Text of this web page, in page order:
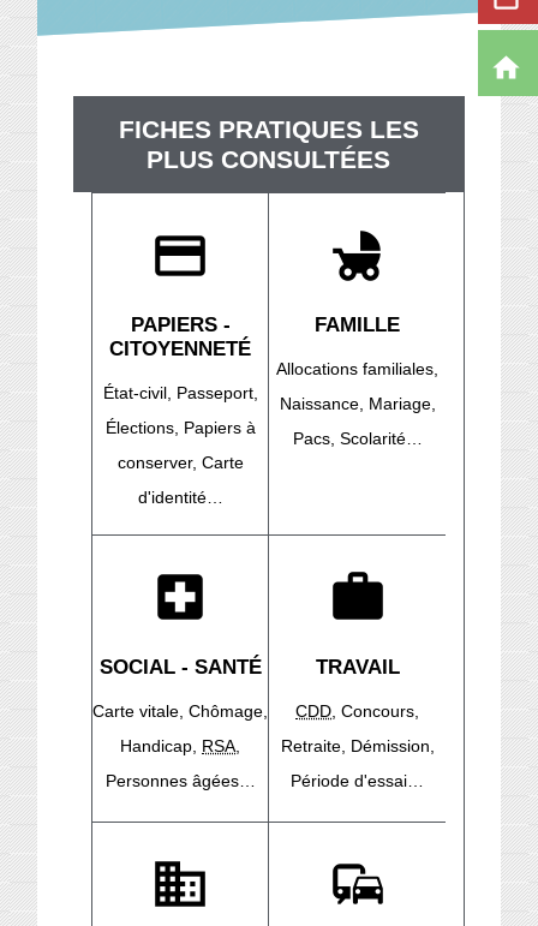
FICHES PRATIQUES LES
PLUS CONSULTÉES
credit_card
PAPIERS -
CITOYENNETÉ
État-civil, Passeport,
Élections, Papiers à
conserver, Carte
d'identité…
child_friendly
FAMILLE
Allocations familiales,
Naissance, Mariage,
Pacs, Scolarité…
local_hospital
SOCIAL - SANTÉ
Carte vitale,Chômage,
Handicap, RSA
Personnes âgées…
work
TRAVAIL
CDD ,Concours,
Retraite, Démission,
Période d'essai…
domain commute
home